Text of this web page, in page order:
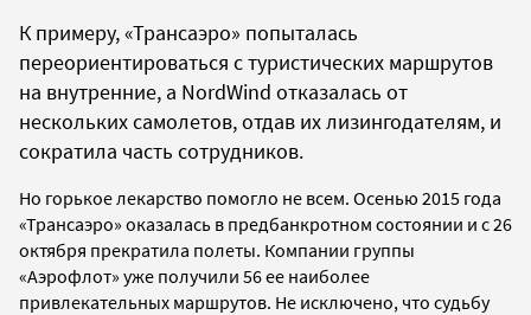
К примеру, «Трансаэро» попыталась
переориентироваться с туристических маршрутов
на внутренние, а NordWind отказалась от
нескольких самолетов, отдав их лизингодателям, и
сократила часть сотрудников.
Но горькое лекарство помогло не всем. Осенью 2015 года
«Трансаэро» оказалась в предбанкротном состоянии и с 26
октября прекратила полеты. Компании группы
«Аэрофлот» уже получили 56 ее наиболее
привлекательных маршрутов. Не исключено, что судьбу